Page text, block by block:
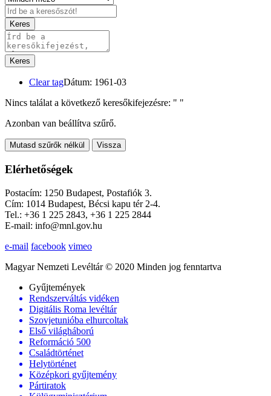
Keres
Keres
Clear tagDátum: 1961-03
Nincs találat a következő keresőkifejezésre: " "
Azonban van beállítva szűrő.
Mutasd szűrők nélkül Vissza
Elérhetőségek
Postacím: 1250 Budapest, Postafiók 3.
Cím: 1014 Budapest, Bécsi kapu tér 2-4.
Tel.: +36 1 225 2843, +36 1 225 2844
E-mail: info@mnl.gov.hu
e-mail facebook vimeo
Magyar Nemzeti Levéltár © 2020 Minden jog fenntartva
Gyűjtemények
Rendszerváltás vidéken
Digitális Roma levéltár
Szovjetunióba elhurcoltak
Első világháború
Reformáció 500
Családtörténet
Helytörténet
Középkori gyűjtemény
Pártiratok